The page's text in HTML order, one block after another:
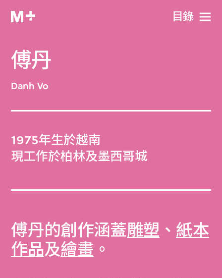
目​錄
傅丹
Danh Vo
1975年生於越南
現工作於柏林及墨西哥城
傅丹的創作涵蓋雕塑 、 紙本
作品及繪畫 。